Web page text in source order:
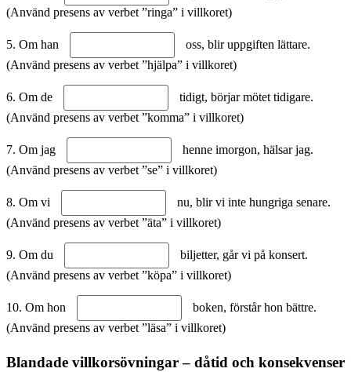
(Använd presens av verbet ”ringa” i villkoret)
5. Om han
oss, blir uppgiften lättare.
(Använd presens av verbet ”hjälpa” i villkoret)
6. Om de
tidigt, börjar mötet tidigare.
(Använd presens av verbet ”komma” i villkoret)
7. Om jag
henne imorgon, hälsar jag.
(Använd presens av verbet ”se” i villkoret)
8. Om vi
nu, blir vi inte hungriga senare.
(Använd presens av verbet ”äta” i villkoret)
9. Om du
biljetter, går vi på konsert.
(Använd presens av verbet ”köpa” i villkoret)
10. Om hon
boken, förstår hon bättre.
(Använd presens av verbet ”läsa” i villkoret)
Blandade villkorsövningar – dåtid och konsekvenser